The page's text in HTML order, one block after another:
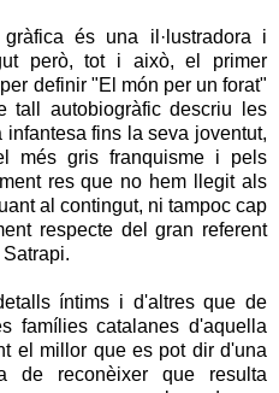
gràfica és una il·lustradora i
però, tot i això, el primer
definir "El món per un forat"
autobiogràfic descriu les
fins la seva joventut,
més gris franquisme i pels
res que no hem llegit als
al contingut, ni tampoc cap
respecte del gran referent
íntims i d'altres que de
famílies catalanes d'aquella
el millor que es pot dir d'una
reconèixer que resulta